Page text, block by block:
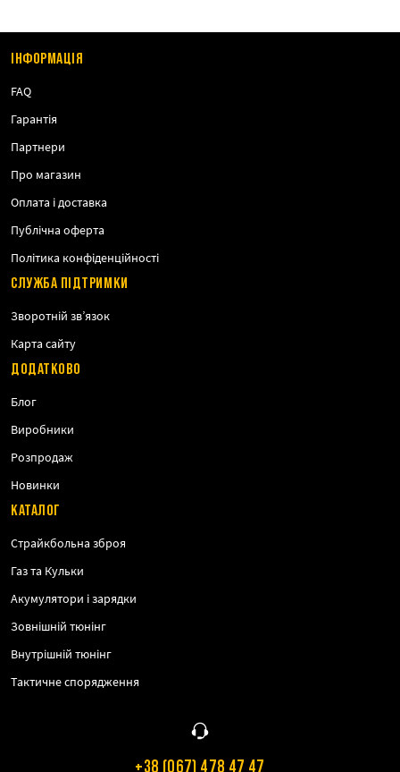
ІНФОРМАЦІЯ
FAQ
Гарантія
Партнери
Про магазин
Оплата і доставка
Публічна оферта
Політика конфіденційності
СЛУЖБА ПІДТРИМКИ
Зворотній зв’язок
Карта сайту
ДОДАТКОВО
Блог
Виробники
Розпродаж
Новинки
КАТАЛОГ
Страйкбольна зброя
Газ та Кульки
Акумулятори і зарядки
Зовнішній тюнінг
Внутрішній тюнінг
Тактичне спорядження
+38 (067) 478 47 47